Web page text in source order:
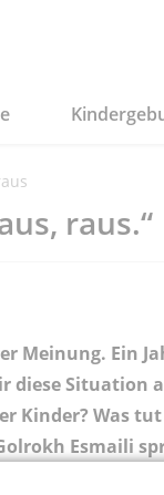
raus.“
Meinung. Ein
diese Situation
Kinder? Was tut
Esmaili
Frau Tina